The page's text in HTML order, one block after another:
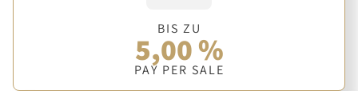
BIS ZU
5,00 %
PAY PER SALE